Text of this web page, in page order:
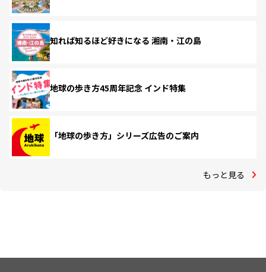
知れば知るほど好きになる 湘南・江の島
地球の歩き方45周年記念 インド特集
「地球の歩き方」シリーズ広告のご案内
もっと見る